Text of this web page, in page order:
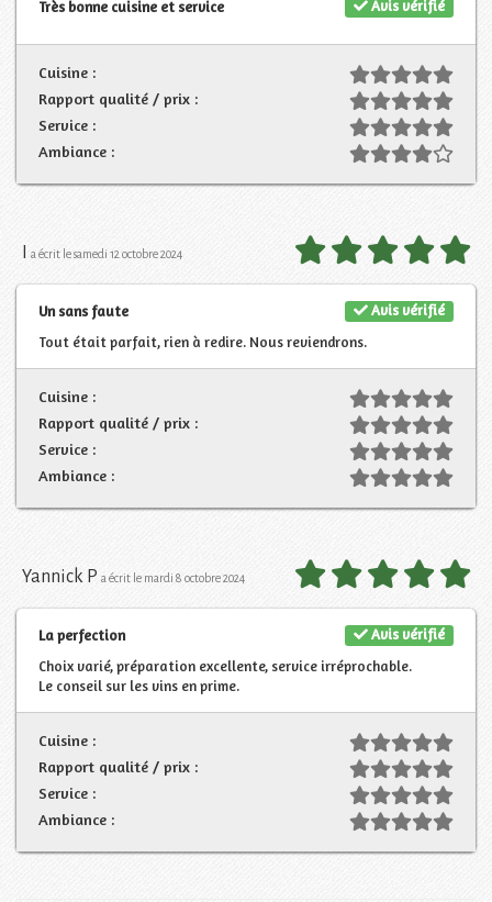
Avis vérifié
Très bonne cuisine et service
Cuisine :
Rapport qualité / prix :
Service :
Ambiance :
a écrit le samedi 12 octobre 2024
Avis vérifié
Un sans faute
Tout était parfait, rien à redire. Nous reviendrons.
Cuisine :
Rapport qualité / prix :
Service :
Ambiance :
Yannick P a écrit le mardi 8 octobre 2024
Avis vérifié
La perfection
Choix varié, préparation excellente, service irréprochable.
Le conseil sur les vins en prime.
Cuisine :
Rapport qualité / prix :
Service :
Ambiance :